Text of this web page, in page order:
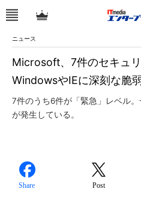
ニュース
Microsoft、7件のセキュ
WindowsやIEに深刻な脆
7件のうち6件が「緊急」レベル
が発生している。
Share Post